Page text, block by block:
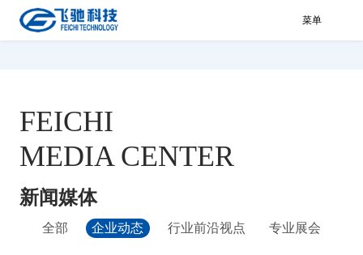
菜单
FEICHI
MEDIA CENTER
新闻媒体
全部 企业动态 行业前沿视点 专业展会